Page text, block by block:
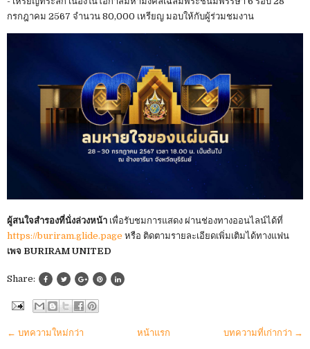
กรกฎาคม 2567 จำนวน 80,000 เหรียญ มอบให้กับผู้ร่วมชมงาน
ผู้สนใจสำรองที่นั่งล่วงหน้า เพื่อรับชมการแสดง ผ่านช่องทางออนไลน์ได้ที่
https://buriram.glide.page หรือ ติดตามรายละเอียดเพิ่มเติมได้ทางแฟน
เพจ BURIRAM UNITED
Share:
← บทความใหม่กว่า บทความที่เก่ากว่า →
หน้าแรก